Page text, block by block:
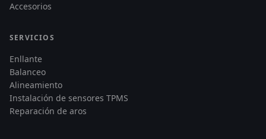
Accesorios
SERVICIOS
Enllante
Balanceo
Alineamiento
Instalación de sensores TPMS
Reparación de aros